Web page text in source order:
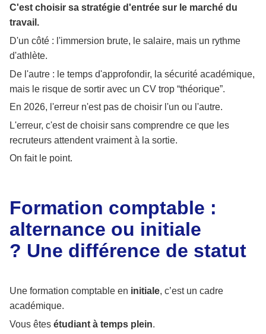
C'est choisir sa stratégie d'entrée sur le marché du
travail.
D'un côté : l'immersion brute, le salaire, mais un rythme
d'athlète.
De l'autre : le temps d'approfondir, la sécurité académique,
mais le risque de sortir avec un CV trop “théorique”.
En 2026, l'erreur n'est pas de choisir l'un ou l'autre.
L'erreur, c'est de choisir sans comprendre ce que les
recruteurs attendent vraiment à la sortie.
On fait le point.
Formation comptable :
alternance ou initiale
? Une différence de statut
Une formation comptable en initiale, c’est un cadre
académique.
Vous êtes étudiant à temps plein.